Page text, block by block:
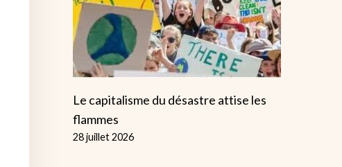
Le capitalisme du désastre attise les
flammes
28 juillet 2026